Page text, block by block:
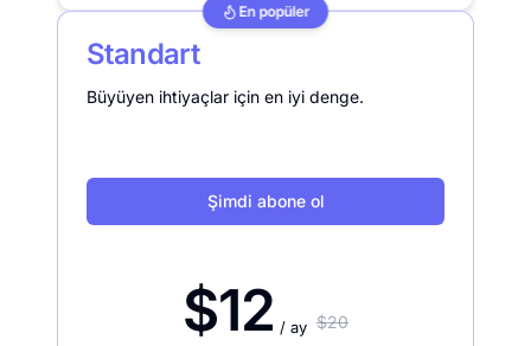
En popüler
Standart
Büyüyen ihtiyaçlar için en iyi denge.
Şimdi abone ol
$12 / ay $20